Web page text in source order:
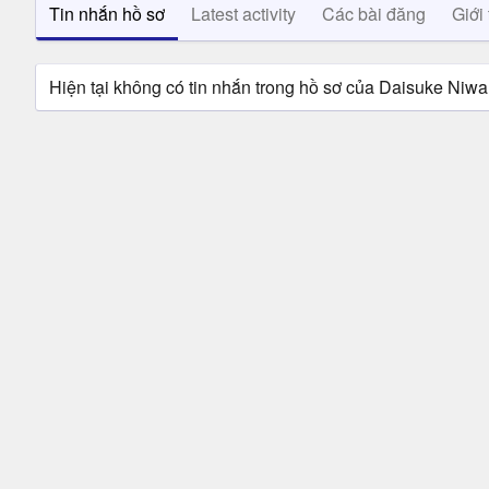
Tin nhắn hồ sơ Latest activity Các bài đăng Giới
Hiện tại không có tin nhắn trong hồ sơ của Daisuke